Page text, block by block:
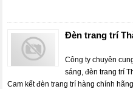
Đèn trang trí
Công ty chuyên
sáng, đèn trang trí
Cam kết đèn trang trí hàng chính